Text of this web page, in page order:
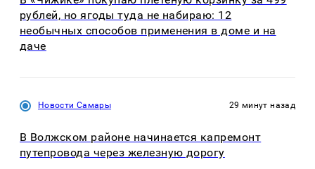
рублей, но ягоды туда не набираю: 12
необычных способов применения в доме и на
даче
Новости Самары 29 минут назад
В Волжском районе начинается капремонт
путепровода через железную дорогу